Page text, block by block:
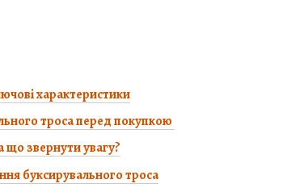
характеристики
троса перед покупкою
що звернути увагу?
буксирувального троса